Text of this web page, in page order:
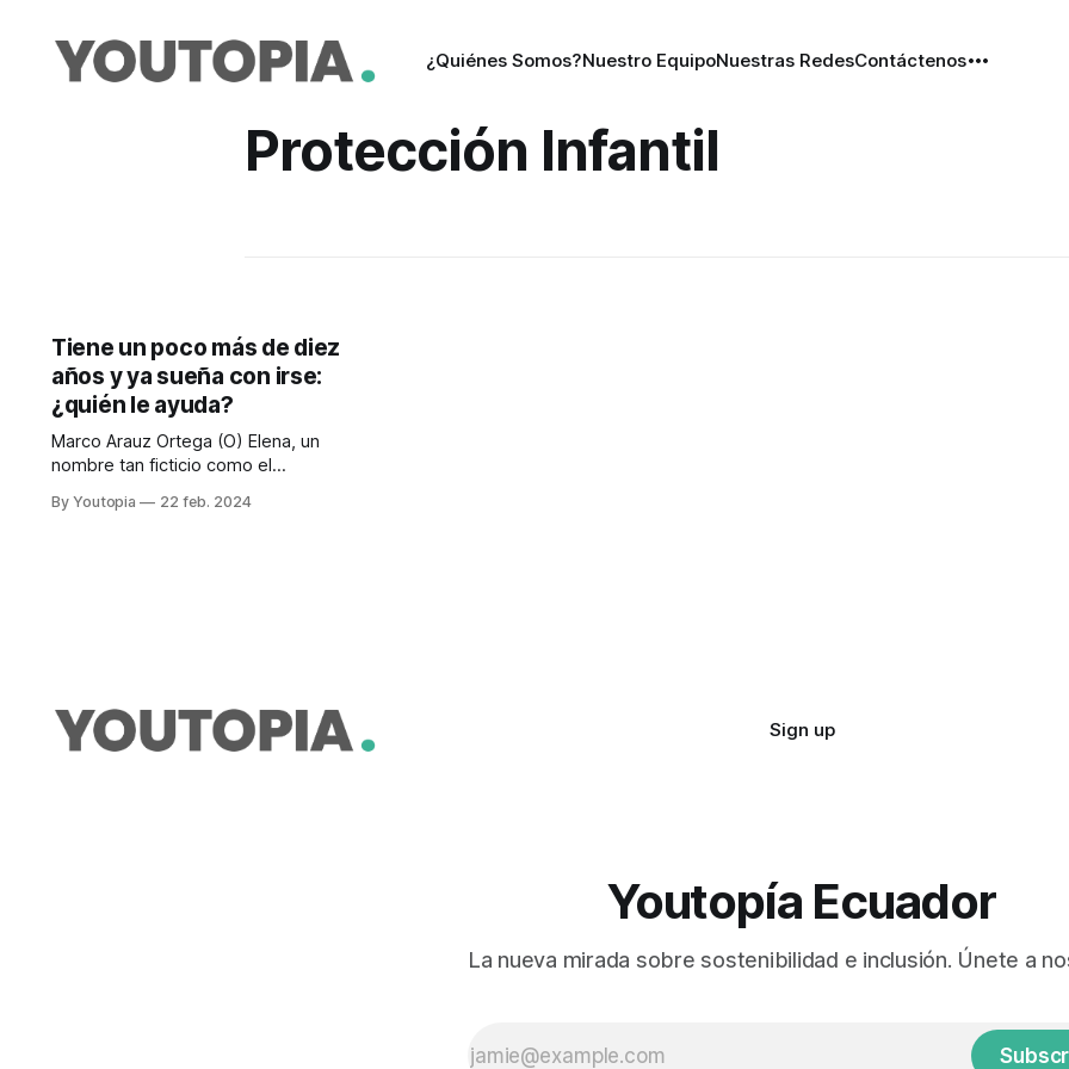
¿Quiénes Somos?Nuestro EquipoNuestras RedesContáctenos
Protección Infantil
Tiene un poco más de diez
años y ya sueña con irse:
¿quién le ayuda?
Marco Arauz Ortega (O) Elena, un
nombre tan ficticio como el
ecuatoriano, pertenece al grupo de
By Youtopia 22 feb. 2024
Sign up
Youtopía Ecuador
La nueva mirada sobre sostenibilidad e inclusión. Únete a